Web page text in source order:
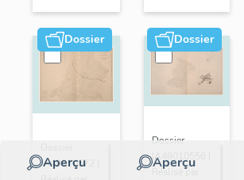
sur-
Moine
Dossier
Aperçu
IA49010572 |
Dossier
Aperçu
Dossier
IA49010556 |
Réalisé par